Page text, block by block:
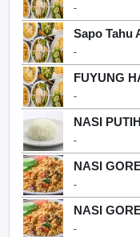
-
Sapo Tahu
-
FUYUNG
-
NASI PUTIH
-
NASI
-
NASI
-